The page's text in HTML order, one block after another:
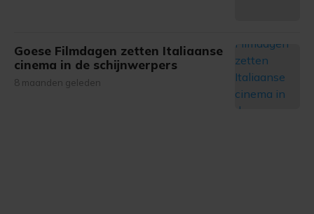
Goese Filmdagen zetten Italiaanse
cinema in de schijnwerpers
8 maanden geleden